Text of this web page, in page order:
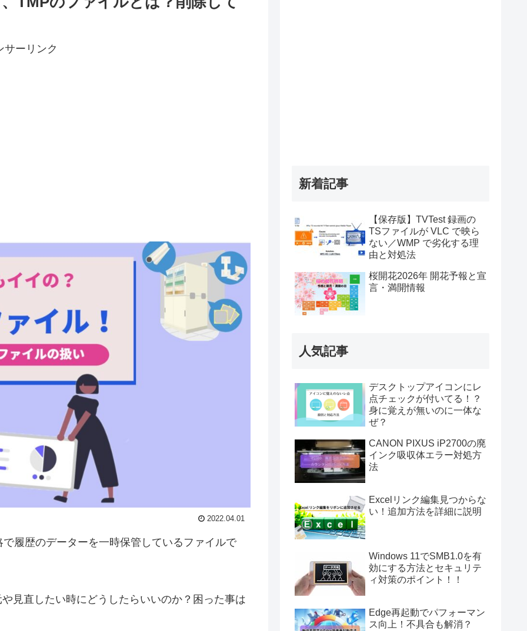
サーリンク
2022.04.01
履歴のデーターを一時保管しているファイルで
見直したい時にどうしたらいいのか？困った事は
新着記事
【保存版】TVTest 録画の
TSファイルが VLC で映ら
ない／WMP で劣化する理
由と対処法
桜開花2026年 開花予報と宣
言・満開情報
人気記事
デスクトップアイコンにレ
点チェックが付いてる！？
身に覚えが無いのに一体な
ぜ？
CANON PIXUS iP2700の廃
インク吸収体エラー対処方
法
Excelリンク編集見つからな
い！追加方法を詳細に説明
Windows 11でSMB1.0を有
効にする方法とセキュリテ
ィ対策のポイント！！
Edge再起動でパフォーマン
ス向上！不具合も解消？